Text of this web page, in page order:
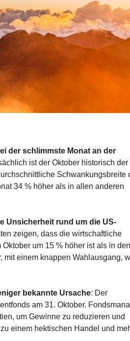
der schlimmste Monat an der
ist der Oktober historisch der
Schwankungsbreite
34 % höher als in allen anderen
Unsicherheit rund um die US-
zeigen, dass die wirtschaftliche
um 15 % höher ist als in den
mit einem knappen Wahlausgang,
bekannte Ursache: Der
am 31. Oktober.
um Gewinne zu reduzieren und
einem hektischen Handel und